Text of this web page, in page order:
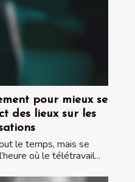
pour mieux se
des lieux sur les
le temps, mais se
où le télétravail...